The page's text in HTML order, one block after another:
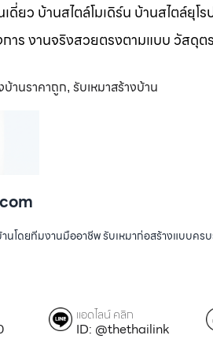
ดี่ยว บ้านสไตล์โมเดิร์น บ้านสไตล์
าร งานจริงสวยตรงตามแบบ วัสดุ
บ้านราคาถูก, รับเหมาสร้างบ้าน
นโดยทีมงานมืออาชีพ รับเหมาก่อสร้างแบบค
แอดไลน์ คลิก
ID: @thethailink